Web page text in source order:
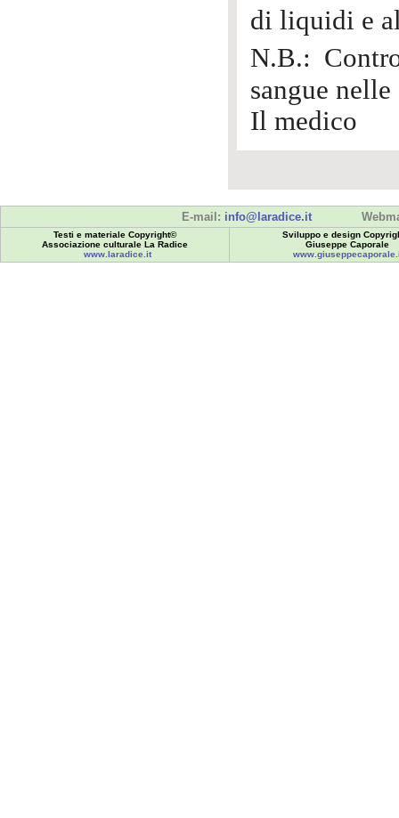
di liquidi e
N.B.:
sangue
Il medico
E-mail: info@laradice.it
Testi e materiale Copyright©
Associazione culturale La Radice
www.laradice.it
Sviluppo e design
Giuseppe Caporale